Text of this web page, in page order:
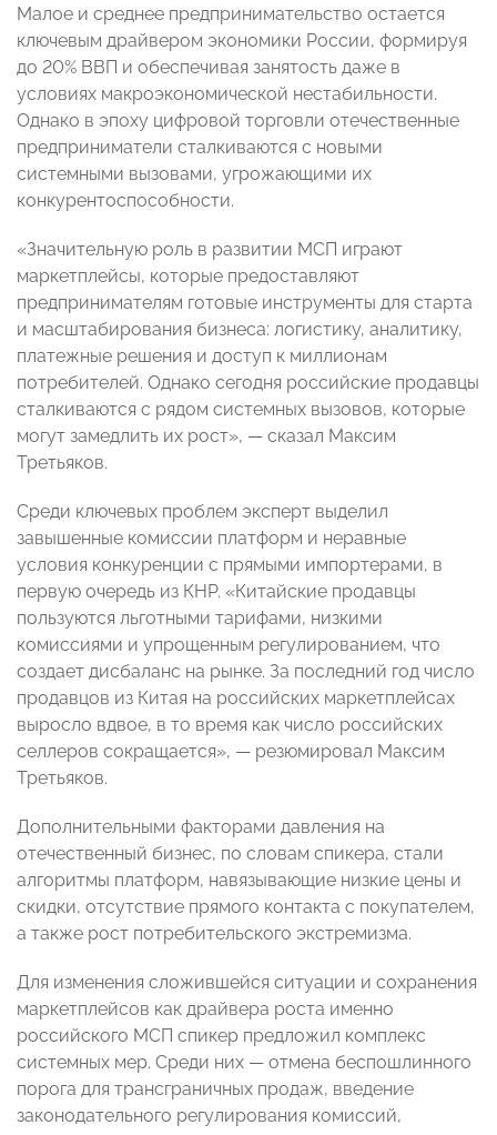
Малое и среднее предпринимательство остается
ключевым драйвером экономики России, формируя
до 20% ВВП и обеспечивая занятость даже в
условиях макроэкономической нестабильности.
Однако в эпоху цифровой торговли отечественные
предприниматели сталкиваются с новыми
системными вызовами, угрожающими их
конкурентоспособности.
«Значительную роль в развитии МСП играют
маркетплейсы, которые предоставляют
предпринимателям готовые инструменты для старта
и масштабирования бизнеса: логистику, аналитику,
платежные решения и доступ к миллионам
потребителей. Однако сегодня российские продавцы
сталкиваются с рядом системных вызовов, которые
могут замедлить их рост», — сказал Максим
Третьяков.
Среди ключевых проблем эксперт выделил
завышенные комиссии платформ и неравные
условия конкуренции с прямыми импортерами, в
первую очередь из КНР. «Китайские продавцы
пользуются льготными тарифами, низкими
комиссиями и упрощенным регулированием, что
создает дисбаланс на рынке. За последний год число
продавцов из Китая на российских маркетплейсах
выросло вдвое, в то время как число российских
селлеров сокращается», — резюмировал Максим
Третьяков.
Дополнительными факторами давления на
отечественный бизнес, по словам спикера, стали
алгоритмы платформ, навязывающие низкие цены и
скидки, отсутствие прямого контакта с покупателем,
а также рост потребительского экстремизма.
Для изменения сложившейся ситуации и сохранения
маркетплейсов как драйвера роста именно
российского МСП спикер предложил комплекс
системных мер. Среди них — отмена беспошлинного
порога для трансграничных продаж, введение
законодательного регулирования комиссий,